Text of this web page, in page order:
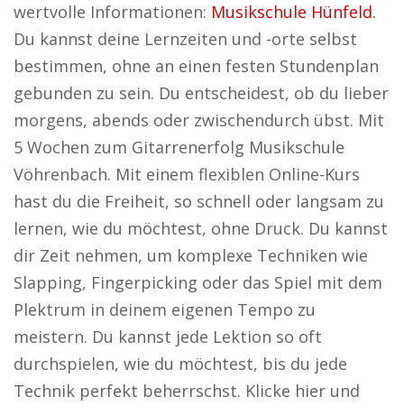
wertvolle Informationen: Musikschule Hünfeld.
Du kannst deine Lernzeiten und -orte selbst
bestimmen, ohne an einen festen Stundenplan
gebunden zu sein. Du entscheidest, ob du lieber
morgens, abends oder zwischendurch übst. Mit
5 Wochen zum Gitarrenerfolg Musikschule
Vöhrenbach. Mit einem flexiblen Online-Kurs
hast du die Freiheit, so schnell oder langsam zu
lernen, wie du möchtest, ohne Druck. Du kannst
dir Zeit nehmen, um komplexe Techniken wie
Slapping, Fingerpicking oder das Spiel mit dem
Plektrum in deinem eigenen Tempo zu
meistern. Du kannst jede Lektion so oft
durchspielen, wie du möchtest, bis du jede
Technik perfekt beherrschst. Klicke hier und